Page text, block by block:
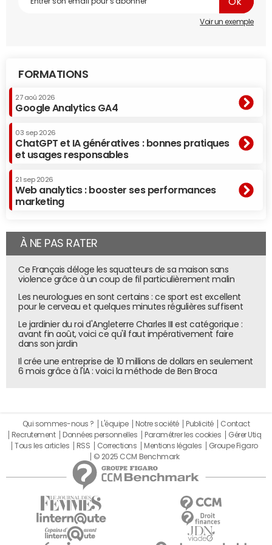
. eBay l'avait acquis 2,6 milliards de dollars.
Voir un exemple
FORMATIONS
27 aoû 2026
Google Analytics GA4
03 sep 2026
ChatGPT et IA génératives : bonnes pratiques
et usages responsables
21 sep 2026
Web analytics : booster ses performances
marketing
À NE PAS RATER
Ce Français déloge les squatteurs de sa maison sans
violence grâce à un coup de fil particulièrement malin
Les neurologues en sont certains : ce sport est excellent
pour le cerveau et quelques minutes régulières suffisent
Le jardinier du roi d'Angleterre Charles III est catégorique :
avant fin août, voici ce qu'il faut impérativement faire
dans son jardin
Il crée une entreprise de 10 millions de dollars en seulement
6 mois grâce à l'IA : voici la méthode de Ben Broca
Qui sommes-nous ? L'équipe Notre société Publicité
Contact
Recrutement
Données personnelles Paramétrer les cookies
Gérer Utiq
Tous les articles
RSS Corrections Mentions légales
Groupe Figaro
© 2025 CCM Benchmark